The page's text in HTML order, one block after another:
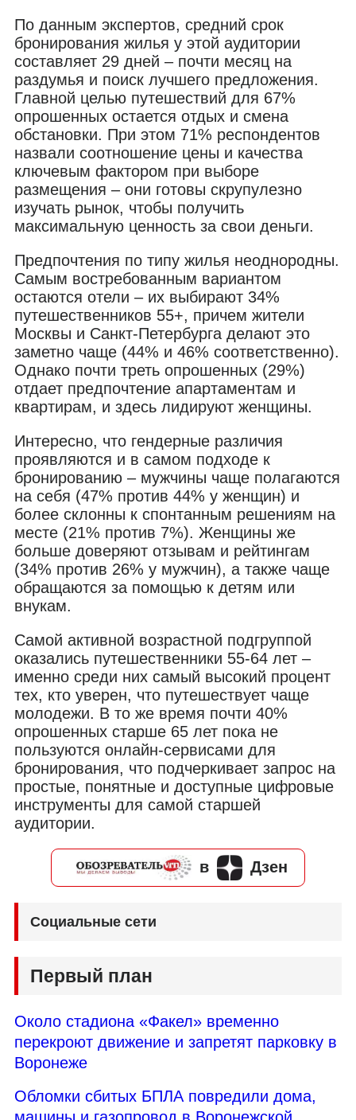
По данным экспертов, средний срок
бронирования жилья у этой аудитории
составляет 29 дней – почти месяц на
раздумья и поиск лучшего предложения.
Главной целью путешествий для 67%
опрошенных остается отдых и смена
обстановки. При этом 71% респондентов
назвали соотношение цены и качества
ключевым фактором при выборе
размещения – они готовы скрупулезно
изучать рынок, чтобы получить
максимальную ценность за свои деньги.
Предпочтения по типу жилья неоднородны.
Самым востребованным вариантом
остаются отели – их выбирают 34%
путешественников 55+, причем жители
Москвы и Санкт-Петербурга делают это
заметно чаще (44% и 46% соответственно).
Однако почти треть опрошенных (29%)
отдает предпочтение апартаментам и
квартирам, и здесь лидируют женщины.
Интересно, что гендерные различия
проявляются и в самом подходе к
бронированию – мужчины чаще полагаются
на себя (47% против 44% у женщин) и
более склонны к спонтанным решениям на
месте (21% против 7%). Женщины же
больше доверяют отзывам и рейтингам
(34% против 26% у мужчин), а также чаще
обращаются за помощью к детям или
внукам.
Самой активной возрастной подгруппой
оказались путешественники 55-64 лет –
именно среди них самый высокий процент
тех, кто уверен, что путешествует чаще
молодежи. В то же время почти 40%
опрошенных старше 65 лет пока не
пользуются онлайн-сервисами для
бронирования, что подчеркивает запрос на
простые, понятные и доступные цифровые
инструменты для самой старшей
аудитории.
в Дзен
Социальные сети
Первый план
Около стадиона «Факел» временно
перекроют движение и запретят парковку в
Воронеже
Обломки сбитых БПЛА повредили дома,